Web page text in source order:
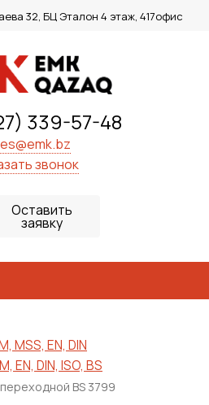
32, БЦ Эталон 4 этаж, 417офис
339-57-48
звонок
Оставить
заявку
MSS, EN, DIN
EN, DIN, ISO, BS
BS 3799